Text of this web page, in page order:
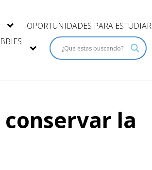
OPORTUNIDADES PARA ESTUDIAR
la